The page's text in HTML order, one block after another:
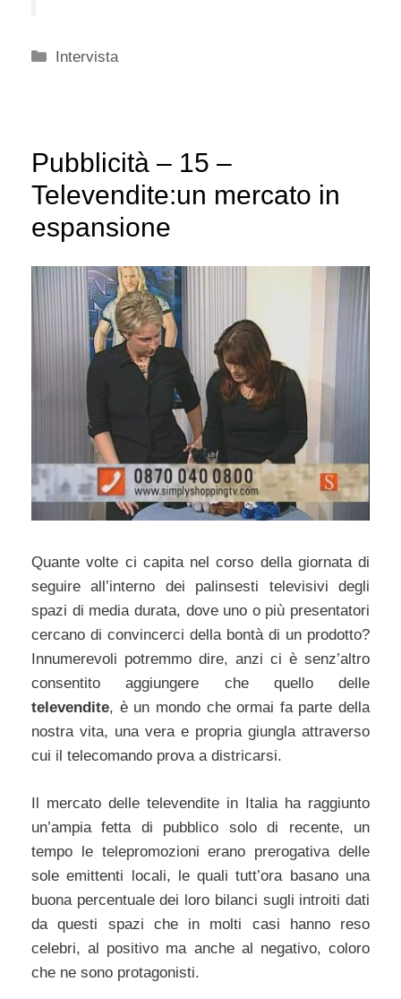
Categorie
Intervista
Pubblicità – 15 –
Televendite:un mercato in
espansione
Quante volte ci capita nel corso della giornata di
seguire all’interno dei palinsesti televisivi degli
spazi di media durata, dove uno o più presentatori
cercano di convincerci della bontà di un prodotto?
Innumerevoli potremmo dire, anzi ci è senz’altro
consentito aggiungere che quello delle
televendite, è un mondo che ormai fa parte della
nostra vita, una vera e propria giungla attraverso
cui il telecomando prova a districarsi.
Il mercato delle televendite in Italia ha raggiunto
un’ampia fetta di pubblico solo di recente, un
tempo le telepromozioni erano prerogativa delle
sole emittenti locali, le quali tutt’ora basano una
buona percentuale dei loro bilanci sugli introiti dati
da questi spazi che in molti casi hanno reso
celebri, al positivo ma anche al negativo, coloro
che ne sono protagonisti.